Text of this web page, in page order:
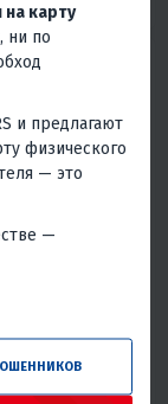
на карту
ни по
и предлагают
физического
— это
—